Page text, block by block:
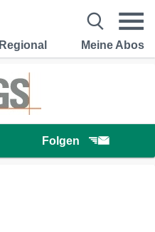
Regional Meine Abos
Folgen